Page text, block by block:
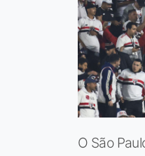
O São